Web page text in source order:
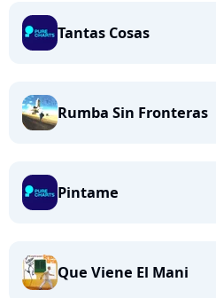
Tantas Cosas
Rumba Sin Fronteras
Pintame
Que Viene El Mani